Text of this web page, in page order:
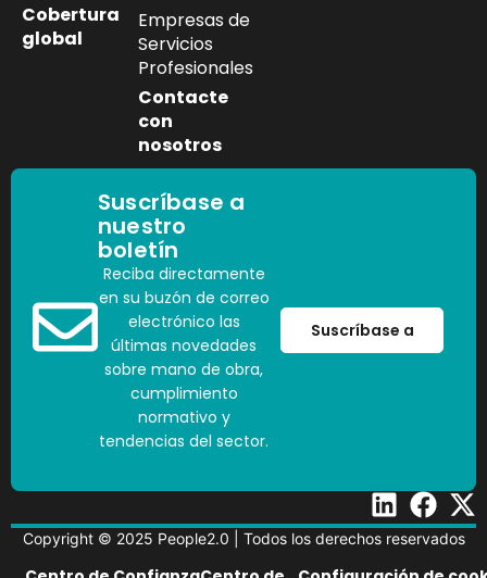
Cobertura
global
Empresas de
Servicios
Profesionales
Contacte
con
nosotros
Suscríbase a
nuestro
boletín
Reciba directamente
en su buzón de correo
electrónico las
últimas novedades
sobre mano de obra,
cumplimiento
normativo y
tendencias del sector.
Suscríbase a
Copyright © 2025 People2.0 | Todos los derechos reservados